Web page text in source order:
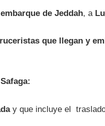
de Jeddah, a
que llegan y
y que incluye el